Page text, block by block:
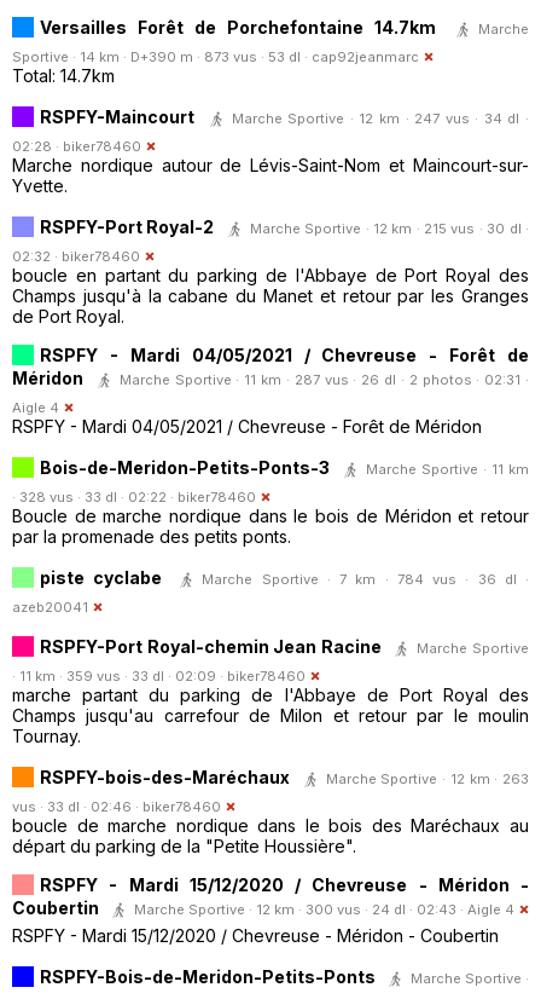
Versailles Forêt de Porchefontaine 14.7km
Marche
Sportive · 14 km · D+390 m · 873 vus · 53 dl · cap92jeanmarc
Total: 14.7km
RSPFY-Maincourt
Marche Sportive · 12 km · 247 vus · 34 dl ·
02:28 · biker78460
Marche nordique autour de Lévis-Saint-Nom et Maincourt-sur-
Yvette.
RSPFY-Port Royal-2
Marche Sportive · 12 km · 215 vus · 30 dl ·
02:32 · biker78460
boucle en partant du parking de l'Abbaye de Port Royal des
Champs jusqu'à la cabane du Manet et retour par les Granges
de Port Royal.
RSPFY - Mardi 04/05/2021 / Chevreuse - Forêt de
Méridon
Marche Sportive · 11 km · 287 vus · 26 dl · 2 photos · 02:31 ·
Aigle 4
RSPFY - Mardi 04/05/2021 / Chevreuse - Forêt de Méridon
Bois-de-Meridon-Petits-Ponts-3
Marche Sportive · 11 km
· 328 vus · 33 dl · 02:22 · biker78460
Boucle de marche nordique dans le bois de Méridon et retour
par la promenade des petits ponts.
piste cyclabe
Marche Sportive · 7 km · 784 vus · 36 dl ·
azeb20041
RSPFY-Port Royal-chemin Jean Racine
Marche Sportive
· 11 km · 359 vus · 33 dl · 02:09 · biker78460
marche partant du parking de l'Abbaye de Port Royal des
Champs jusqu'au carrefour de Milon et retour par le moulin
Tournay.
RSPFY-bois-des-Maréchaux
Marche Sportive · 12 km · 263
vus · 33 dl · 02:46 · biker78460
boucle de marche nordique dans le bois des Maréchaux au
départ du parking de la "Petite Houssière".
RSPFY - Mardi 15/12/2020 / Chevreuse - Méridon -
Coubertin
Marche Sportive · 12 km · 300 vus · 24 dl · 02:43 · Aigle 4
RSPFY - Mardi 15/12/2020 / Chevreuse - Méridon - Coubertin
RSPFY-Bois-de-Meridon-Petits-Ponts
Marche Sportive ·